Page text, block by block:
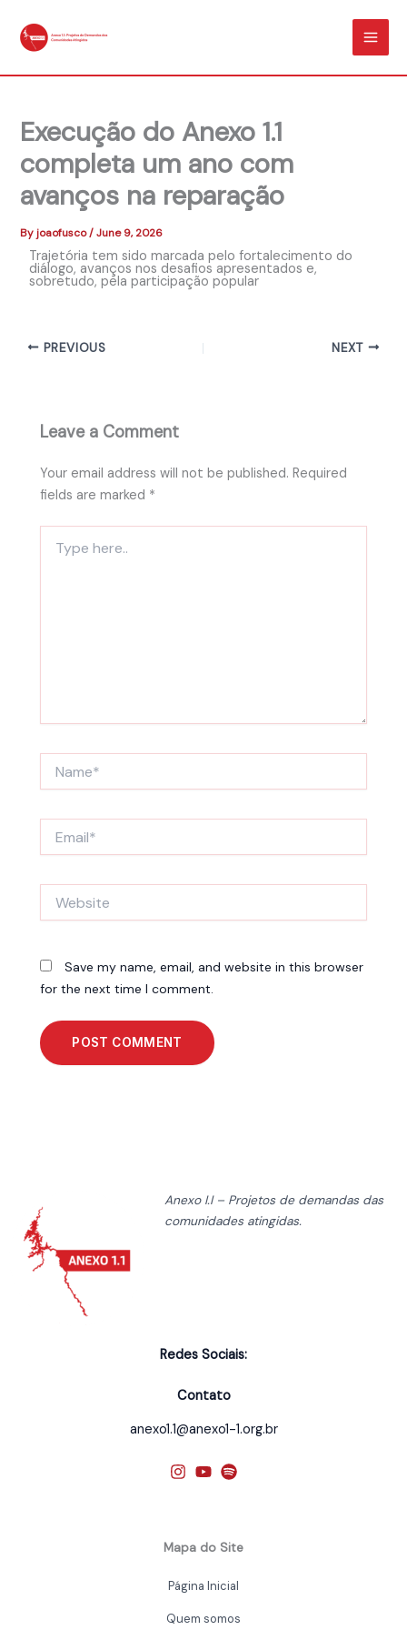
content
Execução do Anexo 1.1
completa um ano com
avanços na reparação
By joaofusco/June 9, 2026
Trajetória tem sido marcada pelo fortalecimento do
diálogo, avanços nos desafios apresentados e,
sobretudo, pela participação popular
PREVIOUS NEXT
Leave a Comment
Your email address will not be published. Required
fields are marked *
here..
Save my name, email, and website in this browser
for the next time I comment.
Anexo I.I – Projetos de demandas das
comunidades atingidas.
Redes Sociais:
Contato
anexo1.1@anexo1-1.org.br
Mapa do Site
Página Inicial
Quem somos